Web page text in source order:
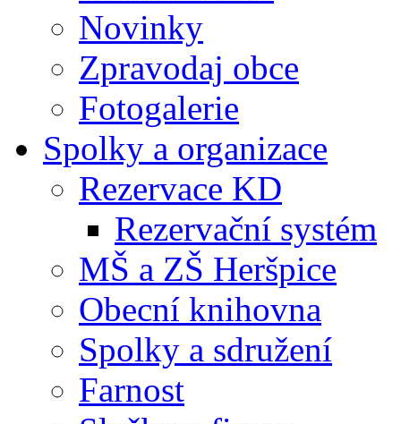
Novinky
Zpravodaj obce
Fotogalerie
Spolky a organizace
Rezervace KD
Rezervační systém
MŠ a ZŠ Heršpice
Obecní knihovna
Spolky a sdružení
Farnost